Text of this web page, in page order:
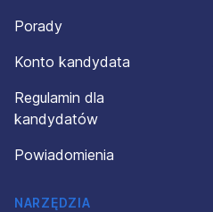
Porady
Konto kandydata
Regulamin dla
kandydatów
Powiadomienia
NARZĘDZIA